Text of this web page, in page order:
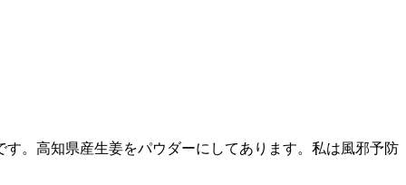
。高知県産生姜をパウダーにしてあります。私は風邪予防